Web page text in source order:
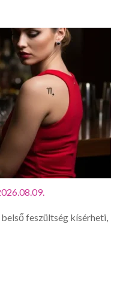
feszültség kísérheti,